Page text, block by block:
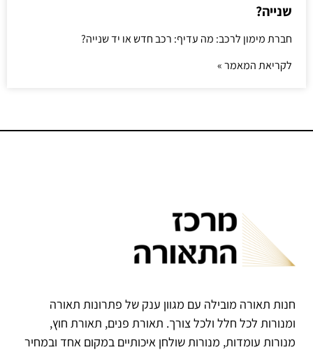
שנייה?
חברת מימון לרכב: מה עדיף: רכב חדש או יד שנייה?
לקריאת המאמר »
חנות תאורה מובילה עם מגוון ענק של פתרונות תאורה
ומנורות לכל חלל ולכל צורך. תאורת פנים, תאורת חוץ,
מנורות עומדות, מנורות שולחן איכותיים במקום אחד ובמחיר